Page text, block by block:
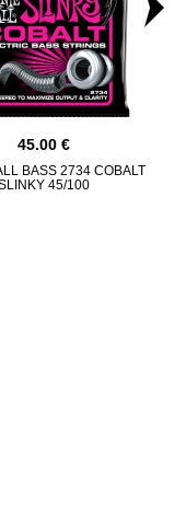
45.00
BASS 2734 COBALT
45/100